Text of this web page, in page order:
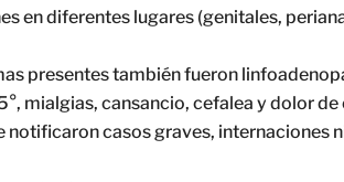
en diferentes lugares (genitales,
presentes también fueron
mialgias, cansancio, cefalea y dolor
notificaron casos graves, internaciones